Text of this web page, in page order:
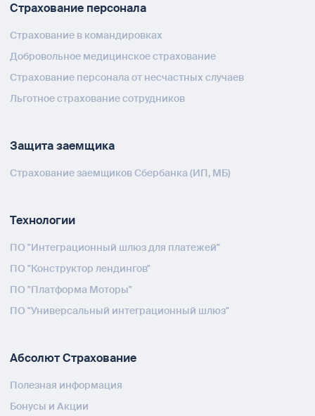
Страхование персонала
Страхование в командировках
Добровольное медицинское страхование
Страхование персонала от несчастных случаев
Льготное страхование сотрудников
Защита заемщика
Страхование заемщиков Сбербанка (ИП, МБ)
Технологии
ПО "Интеграционный шлюз для платежей"
ПО "Конструктор лендингов"
ПО "Платформа Моторы"
ПО "Универсальный интеграционный шлюз"
Абсолют Страхование
Полезная информация
Бонусы и Акции